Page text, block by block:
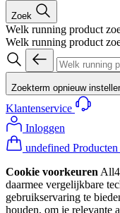
Zoek
Welk running product
Welk running product
Zoekterm opnieuw
Klantenservice
Inloggen
undefined
Cookie voorkeuren
daarmee vergelijkbare
gebruikservaring te
houden, om je relevante